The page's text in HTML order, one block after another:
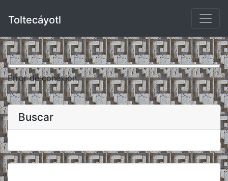
Toltecáyotl
Error de conexión.
Buscar